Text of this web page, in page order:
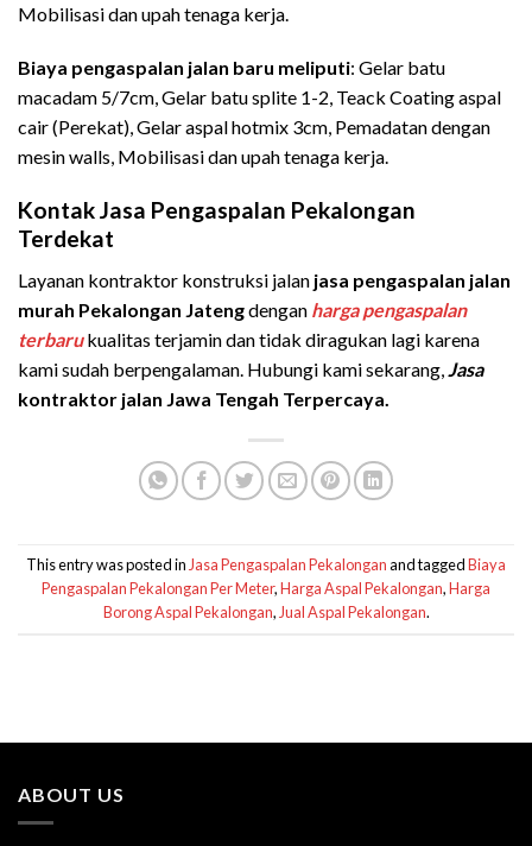
Mobilisasi dan upah tenaga kerja.
Biaya pengaspalan jalan baru meliputi: Gelar batu
macadam 5/7cm, Gelar batu splite 1-2, Teack Coating aspal
cair (Perekat), Gelar aspal hotmix 3cm, Pemadatan dengan
mesin walls, Mobilisasi dan upah tenaga kerja.
Kontak Jasa Pengaspalan Pekalongan
Terdekat
Layanan kontraktor konstruksi jalan jasa pengaspalan jalan
murah Pekalongan Jatengdengan harga pengaspalan
terbarukualitas terjamin dan tidak diragukan lagi karena
kami sudah berpengalaman. Hubungi kami sekarang,Jasa
kontraktor jalan Jawa Tengah Terpercaya.
This entry was posted in Jasa Pengaspalan Pekalonganand taggedBiaya
Pengaspalan Pekalongan Per Meter,Harga Aspal Pekalongan,Harga
Borong Aspal Pekalongan, Jual Aspal Pekalongan.
ABOUT US